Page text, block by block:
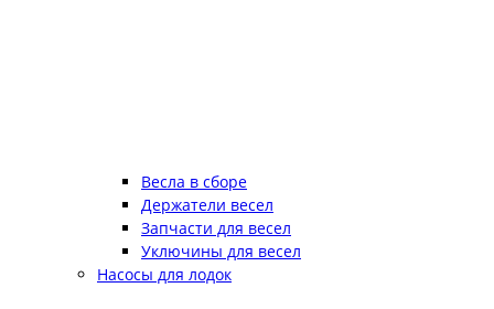
Весла в сборе
Держатели весел
Запчасти для весел
Уключины для весел
Насосы для лодок